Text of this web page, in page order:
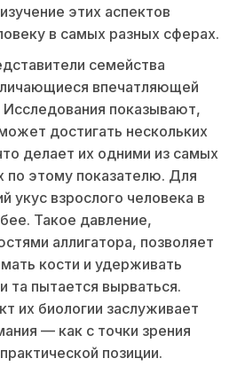
этих аспектов
в самых разных сферах.
семейства
впечатляющей
показывают,
достигать нескольких
делает их одними из самых
по этому показателю. Для
укус взрослого человека в
Такое давление,
аллигатора, позволяет
кости и удерживать
та пытается вырваться.
их биологии заслуживает
— как с точки зрения
позиции.